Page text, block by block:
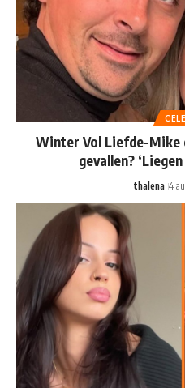
Winter Vol Liefde-Mike
gevallen?
thalena 4